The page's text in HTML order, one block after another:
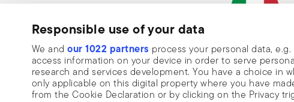
Responsible use of your data
We and our 1022 partners process your personal data,
access information on your device in order to serve
research and services development. You have a choice in
only applicable on this digital property where you have
from the Cookie Declaration or by clicking on the Privacy
Italienisches
Unternehmen
Abonnieren Sie unseren Newsletter und erhalten Sie einen Rabatt
im Wert von 10%!
Halten Sie sich über Neuigkeiten, Trends
Sonderangebote auf dem Laufenden.